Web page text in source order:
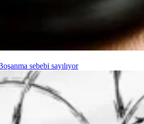
sebebi sayılıyor